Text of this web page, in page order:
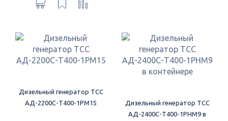
Дизельный генератор ТСС
АД-2200С-Т400-1РМ15
Дизельный генератор ТСС
АД-2400С-Т400-1РНМ9 в